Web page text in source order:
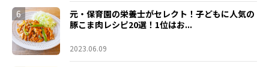
6
元・保育園の栄養士がセレクト！子どもに人気の
豚こま肉レシピ20選！1位はお...
2023.06.09